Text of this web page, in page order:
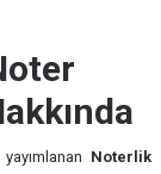
Noterlik